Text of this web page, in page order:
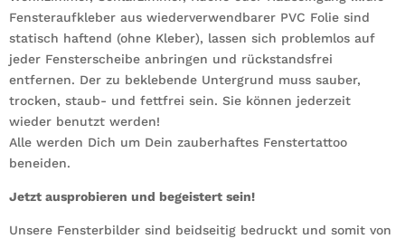
Fensteraufkleber aus wiederverwendbarer PVC Folie sind
statisch haftend (ohne Kleber), lassen sich problemlos auf
jeder Fensterscheibe anbringen und rückstandsfrei
entfernen. Der zu beklebende Untergrund muss sauber,
trocken, staub- und fettfrei sein. Sie können jederzeit
wieder benutzt werden!
Alle werden Dich um Dein zauberhaftes Fenstertattoo
beneiden.
Jetzt ausprobieren und begeistert sein!
Unsere Fensterbilder sind beidseitig bedruckt und somit von